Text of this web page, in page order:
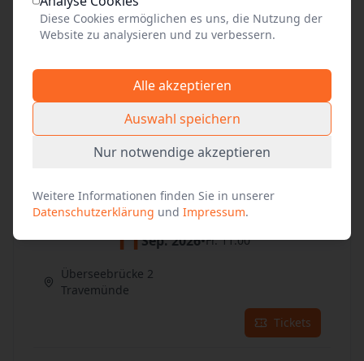
Überseebrücke 2
Travemünde
10 Sep. 2026 •Do. 11:00
Überseebrücke 2
Travemünde
Tickets
11Sep. 2026•Fr. 11:00
Überseebrücke 2
Travemünde
Tickets
Diese Cookies ermöglichen es uns, die Nutzung der
Website zu analysieren und zu verbessern.
Alle akzeptieren
Auswahl speichern
Nur notwendige akzeptieren
Weitere Informationen finden Sie in unserer
Datenschutzerklärung und Impressum.